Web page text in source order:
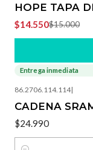
HOPE TAPA
$14.550$15.000
Entrega inmediata
86.2706.114.114|
CADENA
$24.990